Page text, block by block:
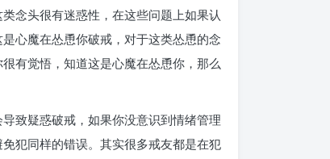
念头很有迷惑性，在这些问题上如果认
心魔在怂恿你破戒，对于这类怂恿的念
有觉悟，知道这是心魔在怂恿你，那么
致疑惑破戒，如果你没意识到情绪管理
犯同样的错误。其实很多戒友都是在犯